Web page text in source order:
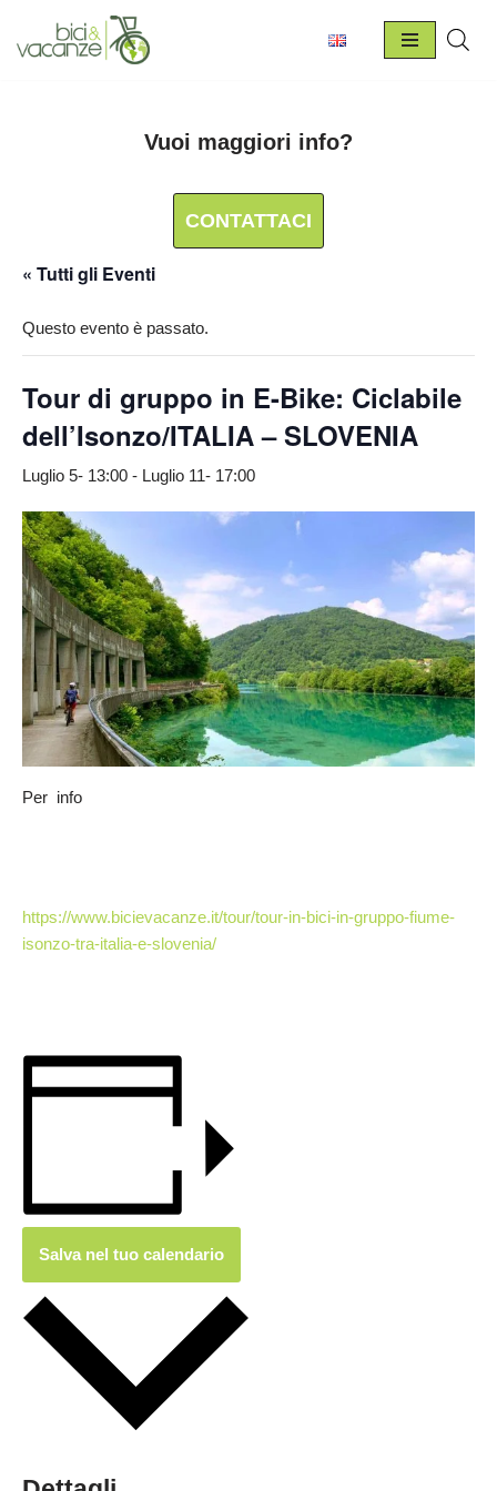
Vai
Vuoi maggiori info?
CONTATTACI
« Tutti gli Eventi
Questo evento è passato.
Tour di gruppo in E-Bike: Ciclabile
dell’Isonzo/ITALIA – SLOVENIA
Luglio 5- 13:00 - Luglio 11- 17:00
Per info
https://www.bicievacanze.it/tour/tour-in-bici-in-gruppo-fiume-
isonzo-tra-italia-e-slovenia/
Salva nel tuo calendario